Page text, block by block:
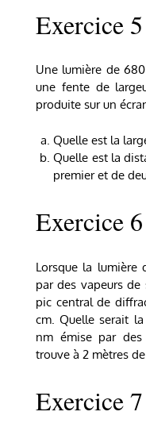
Exercice 5
Une lumière de
une fente de
produite sur un
Quelle est la
Quelle est la
premier et de
Exercice 6
Lorsque la lumière
par des vapeurs
pic central de
cm. Quelle serait
nm émise par des
trouve à 2 mètres
Exercice 7